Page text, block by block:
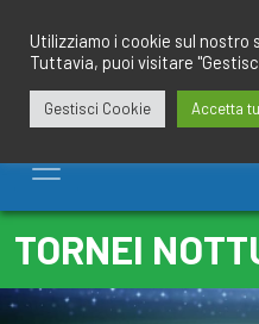
contenuto
TORNEI
Utilizziamo i cookie sul
Tuttavia, puoi visitare
Gestisci Cookie Accetta